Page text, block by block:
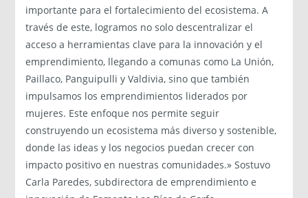
importante para el fortalecimiento del ecosistema. A
través de este, logramos no solo descentralizar el
acceso a herramientas clave para la innovación y el
emprendimiento, llegando a comunas como La Unión,
Paillaco, Panguipulli y Valdivia, sino que también
impulsamos los emprendimientos liderados por
mujeres. Este enfoque nos permite seguir
construyendo un ecosistema más diverso y sostenible,
donde las ideas y los negocios puedan crecer con
impacto positivo en nuestras comunidades.» Sostuvo
Carla Paredes, subdirectora de emprendimiento e